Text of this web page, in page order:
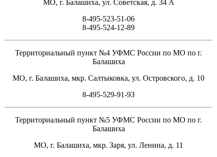
МО, г. Балашиха, ул. Советская, д. 34 А
8-495-523-51-06
8-495-524-12-89
Территориальный пункт №4 УФМС России по МО по г.
Балашиха
МО, г. Балашиха, мкр. Салтыковка, ул. Островского, д. 10
8-495-529-91-93
Территориальный пункт №5 УФМС России по МО по г.
Балашиха
МО, г. Балашиха, мкр. Заря, ул. Ленина, д. 11